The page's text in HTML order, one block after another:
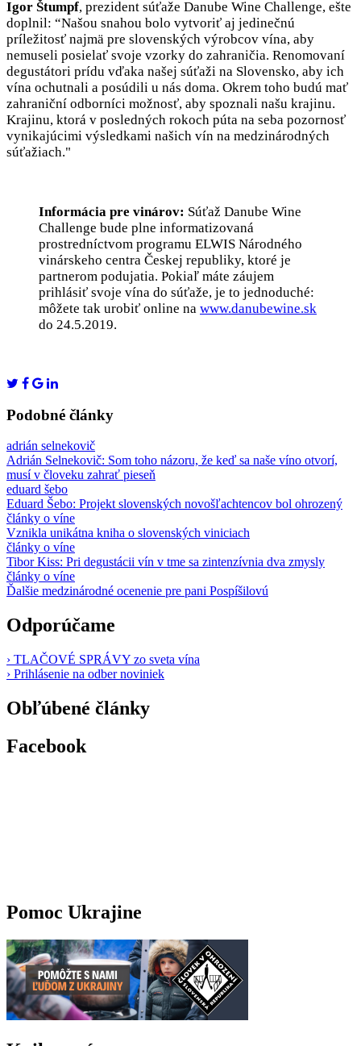
Igor Štumpf, prezident súťaže Danube Wine Challenge, ešte
doplnil: “Našou snahou bolo vytvoriť aj jedinečnú
príležitosť najmä pre slovenských výrobcov vína, aby
nemuseli posielať svoje vzorky do zahraničia. Renomovaní
degustátori prídu vďaka našej súťaži na Slovensko, aby ich
vína ochutnali a posúdili u nás doma. Okrem toho budú mať
zahraniční odborníci možnosť, aby spoznali našu krajinu.
Krajinu, ktorá v posledných rokoch púta na seba pozornosť
vynikajúcimi výsledkami našich vín na medzinárodných
súťažiach."
Informácia pre vinárov: Súťaž Danube Wine
Challenge bude plne informatizovaná
prostredníctvom programu ELWIS Národného
vinárskeho centra Českej republiky, ktoré je
partnerom podujatia. Pokiaľ máte záujem
prihlásiť svoje vína do súťaže, je to jednoduché:
môžete tak urobiť online na www.danubewine.sk
do 24.5.2019.
Podobné články
adrián selnekovič
Adrián Selnekovič: Som toho názoru, že keď sa naše víno otvorí,
musí v človeku zahrať pieseň
eduard šebo
Eduard Šebo: Projekt slovenských novošľachtencov bol ohrozený
články o víne
Vznikla unikátna kniha o slovenských viniciach
články o víne
Tibor Kiss: Pri degustácii vín v tme sa zintenzívnia dva zmysly
články o víne
Ďalšie medzinárodné ocenenie pre pani Pospíšilovú
Odporúčame
› TLAČOVÉ SPRÁVY zo sveta vína
› Prihlásenie na odber noviniek
Obľúbené články
Facebook
Pomoc Ukrajine